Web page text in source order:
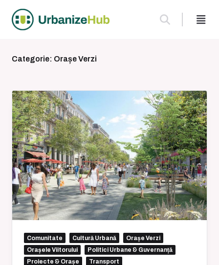
content
Categorie: Orașe Verzi
Comunitate Cultură Urbană
Orașe Verzi
Orașele Viitorului
Politici Urbane & Guvernanță
Proiecte & Orașe
Transport